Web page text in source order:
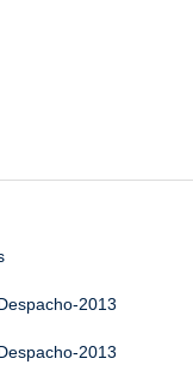
2013
2013